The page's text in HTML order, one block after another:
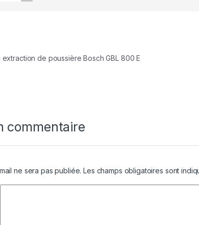
de l’article
de poussière Bosch GBL 800 E
commentaire
ne sera pas publiée. Les champs obligatoires sont